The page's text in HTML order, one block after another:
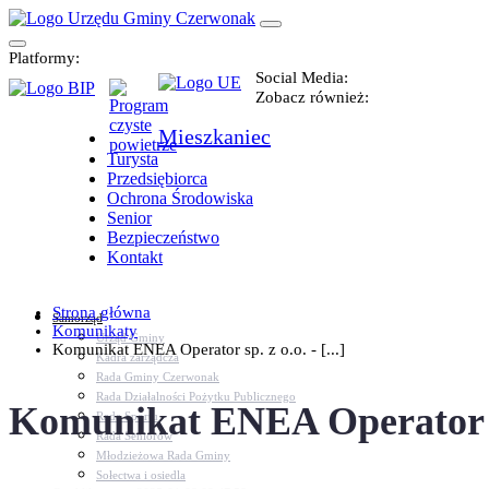
Platformy:
Social Media:
Zobacz również:
Mieszkaniec
Turysta
Przedsiębiorca
Ochrona Środowiska
Senior
Bezpieczeństwo
Kontakt
Samorząd
Urząd Gminy
Kadra zarządcza
Rada Gminy Czerwonak
Rada Działalności Pożytku Publicznego
Rada Sportu
Rada Seniorów
Młodzieżowa Rada Gminy
Sołectwa i osiedla
Strona główna
Komunikaty
Komunikat ENEA Operator sp. z o.o. - [...]
Komunikat ENEA